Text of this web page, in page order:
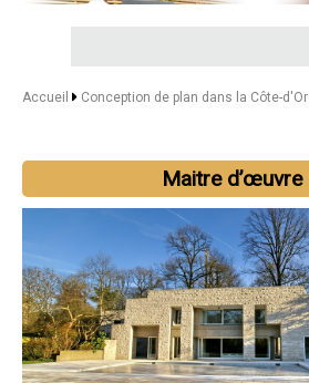
Accueil Conception de plan dans la Côte-d'Or
Maitre d’œuvre